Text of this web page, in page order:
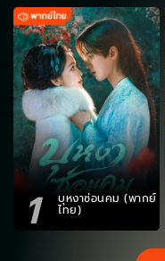
1 บุหงาซ่อนคม (พากย์
ไทย)